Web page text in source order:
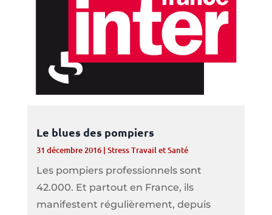
Le blues des pompiers
31 décembre 2016| Stress Travail et Santé
Les pompiers professionnels sont
42.000. Et partout en France, ils
manifestent régulièrement, depuis